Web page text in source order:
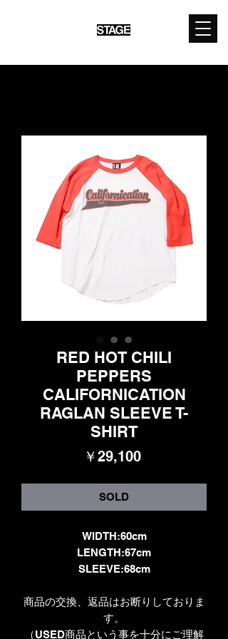
RED HOT CHILI
PEPPERS
CALIFORNICATION
RAGLAN SLEEVE T-
SHIRT
￥29,100価
SOLD
WIDTH:60cm
LENGTH:67cm
SLEEVE:68cm
商品の交換、返品はお断りしておりま
す。
（USED商品という事を十分にご理解